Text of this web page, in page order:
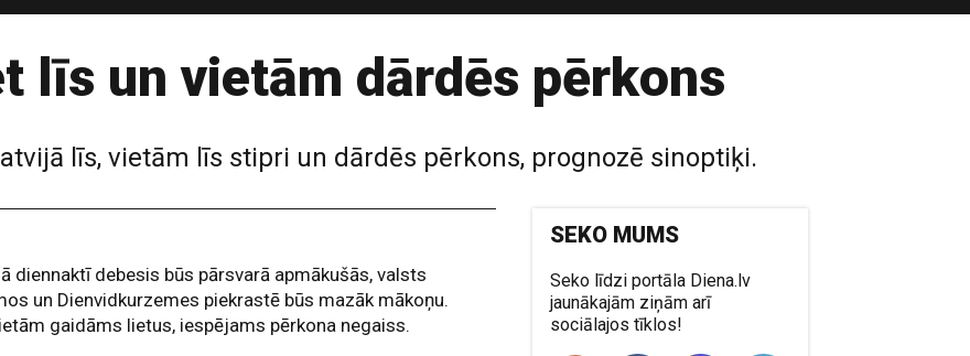
līs un vietām dārdēs pērkons
līs, vietām līs stipri un dārdēs pērkons, prognozē sinoptiķi.
diennaktī debesis būs pārsvarā apmākušās, valsts
un Dienvidkurzemes piekrastē būs mazāk mākoņu.
gaidāms lietus, iespējams pērkona negaiss.
SEKO MUMS
Seko līdzi portāla Diena.lv
jaunākajām ziņām arī
sociālajos tīklos!